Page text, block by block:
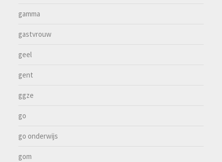
gamma
gastvrouw
geel
gent
ggze
go
go onderwijs
gom